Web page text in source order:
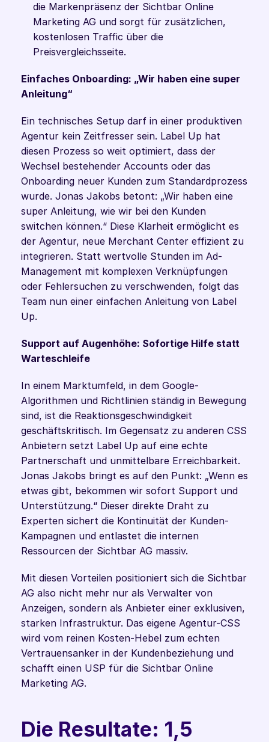
die Markenpräsenz der Sichtbar Online
Marketing AG und sorgt für zusätzlichen,
kostenlosen Traffic über die
Preisvergleichsseite.
Einfaches Onboarding: „Wir haben eine super
Anleitung“
Ein technisches Setup darf in einer produktiven
Agentur kein Zeitfresser sein. Label Up hat
diesen Prozess so weit optimiert, dass der
Wechsel bestehender Accounts oder das
Onboarding neuer Kunden zum Standardprozess
wurde. Jonas Jakobs betont: „Wir haben eine
super Anleitung, wie wir bei den Kunden
switchen können.“ Diese Klarheit ermöglicht es
der Agentur, neue Merchant Center effizient zu
integrieren. Statt wertvolle Stunden im Ad-
Management mit komplexen Verknüpfungen
oder Fehlersuchen zu verschwenden, folgt das
Team nun einer einfachen Anleitung von Label
Up.
Support auf Augenhöhe: Sofortige Hilfe statt
Warteschleife
In einem Marktumfeld, in dem Google-
Algorithmen und Richtlinien ständig in Bewegung
sind, ist die Reaktionsgeschwindigkeit
geschäftskritisch. Im Gegensatz zu anderen CSS
Anbietern setzt Label Up auf eine echte
Partnerschaft und unmittelbare Erreichbarkeit.
Jonas Jakobs bringt es auf den Punkt: „Wenn es
etwas gibt, bekommen wir sofort Support und
Unterstützung.“ Dieser direkte Draht zu
Experten sichert die Kontinuität der Kunden-
Kampagnen und entlastet die internen
Ressourcen der Sichtbar AG massiv.
Mit diesen Vorteilen positioniert sich die Sichtbar
AG also nicht mehr nur als Verwalter von
Anzeigen, sondern als Anbieter einer exklusiven,
starken Infrastruktur. Das eigene Agentur-CSS
wird vom reinen Kosten-Hebel zum echten
Vertrauensanker in der Kundenbeziehung und
schafft einen USP für die Sichtbar Online
Marketing AG.
Die Resultate: 1,5